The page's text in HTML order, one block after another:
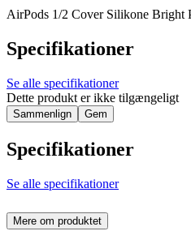
AirPods 1/2 Cover Silikone Bright
Specifikationer
Se alle specifikationer
Dette produkt er ikke tilgængeligt
Sammenlign Gem
Specifikationer
Se alle specifikationer
Mere om produktet